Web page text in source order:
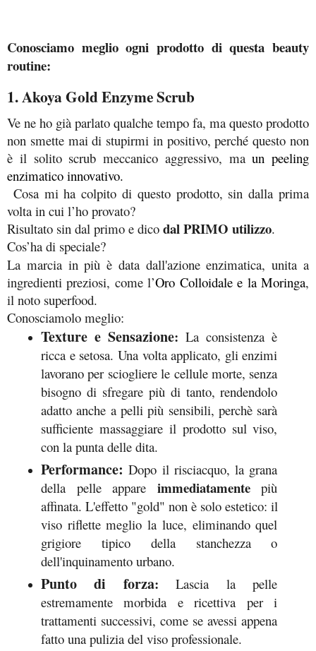
Conosciamo meglio ogni prodotto di questa beauty
routine:
1. Akoya Gold Enzyme Scrub
Ve ne ho già parlato qualche tempo fa, ma questo prodotto
non smette mai di stupirmi in positivo, perché questo non
è il solito scrub meccanico aggressivo, ma un peeling
enzimatico innovativo.
Cosa mi ha colpito di questo prodotto, sin dalla prima
volta in cui l’ho provato?
Risultato sin dal primo e dico dal PRIMO utilizzo.
Cos’ha di speciale?
La marcia in più è data dall'azione enzimatica, unita a
ingredienti preziosi, come l’Oro Colloidale e la Moringa,
il noto superfood.
Conosciamolo meglio:
Texture e Sensazione: La consistenza è
ricca e setosa. Una volta applicato, gli enzimi
lavorano per sciogliere le cellule morte, senza
bisogno di sfregare più di tanto, rendendolo
adatto anche a pelli più sensibili, perchè sarà
sufficiente massaggiare il prodotto sul viso,
con la punta delle dita.
Performance: Dopo il risciacquo, la grana
della pelle appare immediatamente più
affinata. L'effetto "gold" non è solo estetico: il
viso riflette meglio la luce, eliminando quel
grigiore tipico della stanchezza o
dell'inquinamento urbano.
Punto di forza: Lascia la pelle
estremamente morbida e ricettiva per i
trattamenti successivi, come se avessi appena
fatto una pulizia del viso professionale.